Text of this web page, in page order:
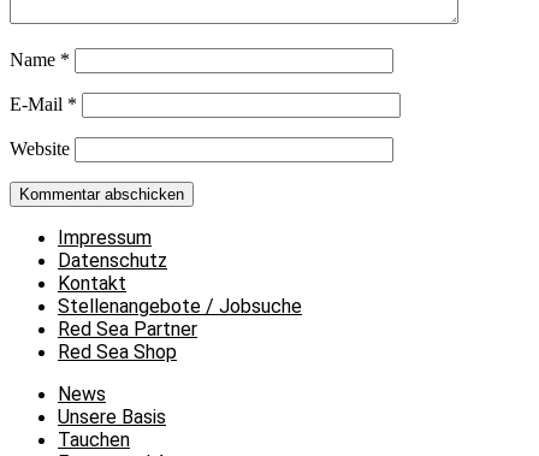
Name *
E-Mail *
Website
Impressum
Datenschutz
Kontakt
Stellenangebote / Jobsuche
Red Sea Partner
Red Sea Shop
News
Unsere Basis
Tauchen